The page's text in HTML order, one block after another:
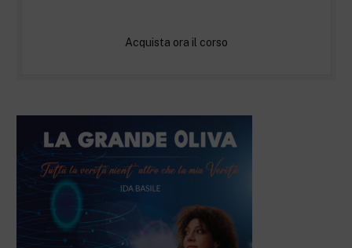
Acquista ora il corso